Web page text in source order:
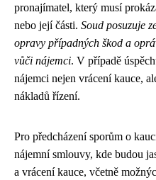
pronajímatel, který musí
nebo její části. Soud posuzuje
opravy případných škod a
vůči nájemci. V případě
nájemci nejen vrácení kauce,
nákladů řízení.
Pro předcházení sporům o
nájemní smlouvy, kde budou
a vrácení kauce, včetně